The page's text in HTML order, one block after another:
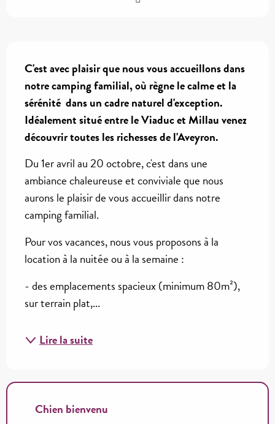
C'est avec plaisir que nous vous accueillons dans
notre camping familial, où règne le calme et la
sérénité  dans un cadre naturel d'exception.
Idéalement situé entre le Viaduc et Millau venez
découvrir toutes les richesses de l'Aveyron.
Du 1er avril au 20 octobre, c'est dans une
ambiance chaleureuse et conviviale que nous
aurons le plaisir de vous accueillir dans notre
camping familial.
Pour vos vacances, nous vous proposons à la
location à la nuitée ou à la semaine :
- des emplacements spacieux (minimum 80m²),
sur terrain plat,...
Lire la suite
Chien bienvenu